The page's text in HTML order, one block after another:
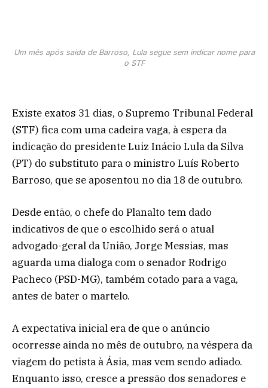
Um mês após saída de Barroso, Lula segue sem indicar nome para
o STF
Existe exatos 31 dias, o Supremo Tribunal Federal
(STF) fica com uma cadeira vaga, à espera da
indicação do presidente Luiz Inácio Lula da Silva
(PT) do substituto para o ministro Luís Roberto
Barroso, que se aposentou no dia 18 de outubro.
Desde então, o chefe do Planalto tem dado
indicativos de que o escolhido será o atual
advogado-geral da União, Jorge Messias, mas
aguarda uma dialoga com o senador Rodrigo
Pacheco (PSD-MG), também cotado para a vaga,
antes de bater o martelo.
A expectativa inicial era de que o anúncio
ocorresse ainda no mês de outubro, na véspera da
viagem do petista à Ásia, mas vem sendo adiado.
Enquanto isso, cresce a pressão dos senadores e